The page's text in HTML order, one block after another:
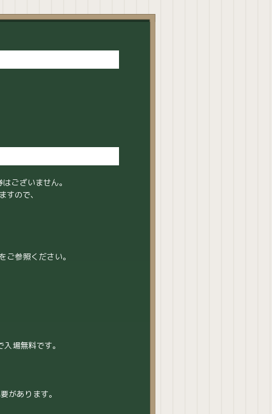
ございません。
ので、
ご参照ください。
場無料です。
があります。